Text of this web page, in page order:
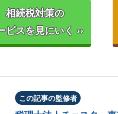
相続税対策の
ビスを見にいく ››
この記事の監修者